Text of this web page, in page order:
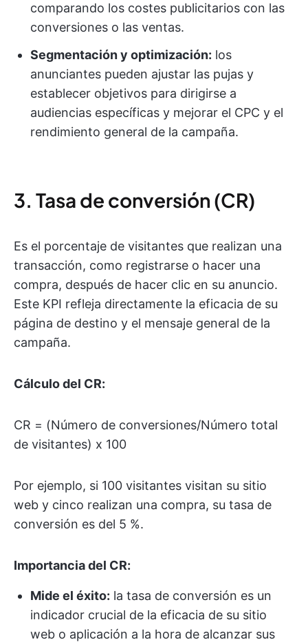
comparando los costes publicitarios con las
conversiones o las ventas.
Segmentación y optimización: los
anunciantes pueden ajustar las pujas y
establecer objetivos para dirigirse a
audiencias específicas y mejorar el CPC y el
rendimiento general de la campaña.
3. Tasa de conversión (CR)
Es el porcentaje de visitantes que realizan una
transacción, como registrarse o hacer una
compra, después de hacer clic en su anuncio.
Este KPI refleja directamente la eficacia de su
página de destino y el mensaje general de la
campaña.
Cálculo del CR:
CR = (Número de conversiones/Número total
de visitantes) x 100
Por ejemplo, si 100 visitantes visitan su sitio
web y cinco realizan una compra, su tasa de
conversión es del 5 %.
Importancia del CR:
Mide el éxito: la tasa de conversión es un
indicador crucial de la eficacia de su sitio
web o aplicación a la hora de alcanzar sus